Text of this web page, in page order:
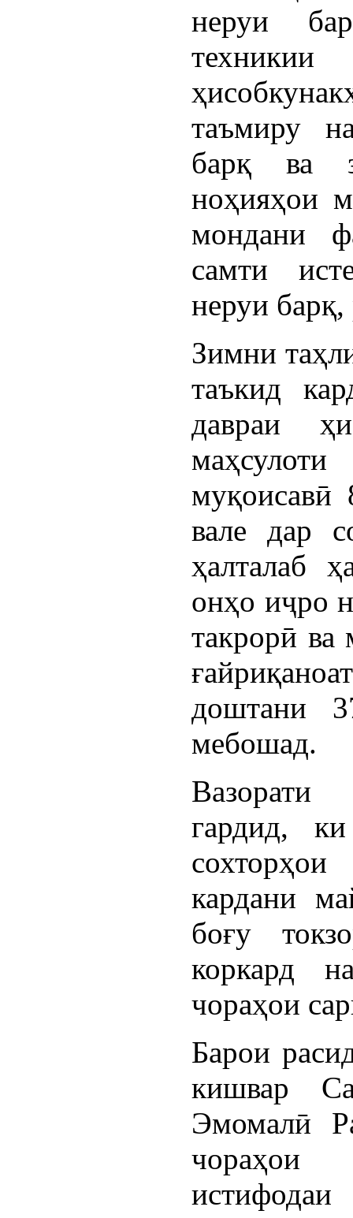
неруи
таъмиру
барқ ва
ноҳияҳои
мондани
самти
неруи барқ,
Зимни
таъкид
давраи
муқоисавӣ
вале дар
ҳалталаб
онҳо иҷро
такрорӣ ва
доштани
мебошад.
гардид,
кардани
боғу
коркард
чораҳои
Барои
кишвар
Эмомалӣ
чораҳои